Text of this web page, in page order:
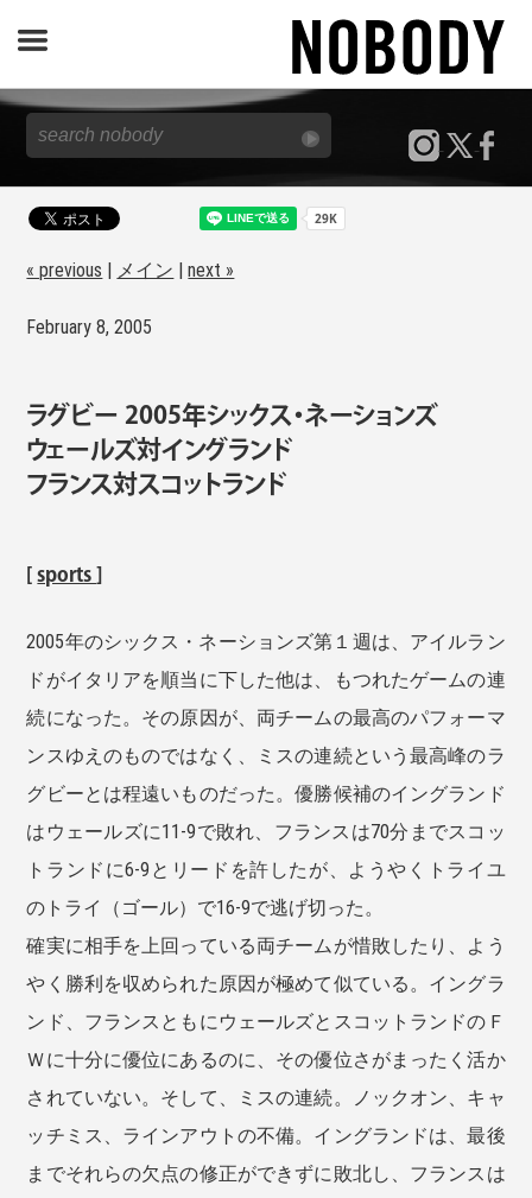
JOURNAL
SPECIAL
REPORT
NOBODY STORE
« previous メイン |next »
February 8, 2005
ラグビー 2005年シックス・ネーションズ
ウェールズ対イングランド
フランス対スコットランド
[sports]
2005年のシックス・ネーションズ第１週は、アイルラン
ドがイタリアを順当に下した他は、もつれたゲームの連
続になった。その原因が、両チームの最高のパフォーマ
ンスゆえのものではなく、ミスの連続という最高峰のラ
グビーとは程遠いものだった。優勝候補のイングランド
はウェールズに11-9で敗れ、フランスは70分までスコッ
トランドに6-9とリードを許したが、ようやくトライユ
のトライ（ゴール）で16-9で逃げ切った。
確実に相手を上回っている両チームが惜敗したり、よう
やく勝利を収められた原因が極めて似ている。イングラ
ンド、フランスともにウェールズとスコットランドのＦ
Ｗに十分に優位にあるのに、その優位さがまったく活か
されていない。そして、ミスの連続。ノックオン、キャ
ッチミス、ラインアウトの不備。イングランドは、最後
までそれらの欠点の修正ができずに敗北し、フランスは